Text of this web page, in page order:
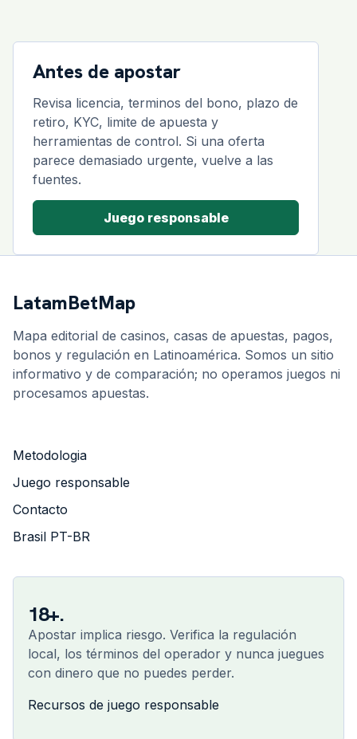
Antes de apostar
Revisa licencia, terminos del bono, plazo de
retiro, KYC, limite de apuesta y
herramientas de control. Si una oferta
parece demasiado urgente, vuelve a las
fuentes.
Juego responsable
LatamBetMap
Mapa editorial de casinos, casas de apuestas, pagos,
bonos y regulación en Latinoamérica. Somos un sitio
informativo y de comparación; no operamos juegos ni
procesamos apuestas.
Metodologia
Juego responsable
Contacto
Brasil PT-BR
18+.
Apostar implica riesgo. Verifica la regulación
local, los términos del operador y nunca juegues
con dinero que no puedes perder.
Recursos de juego responsable